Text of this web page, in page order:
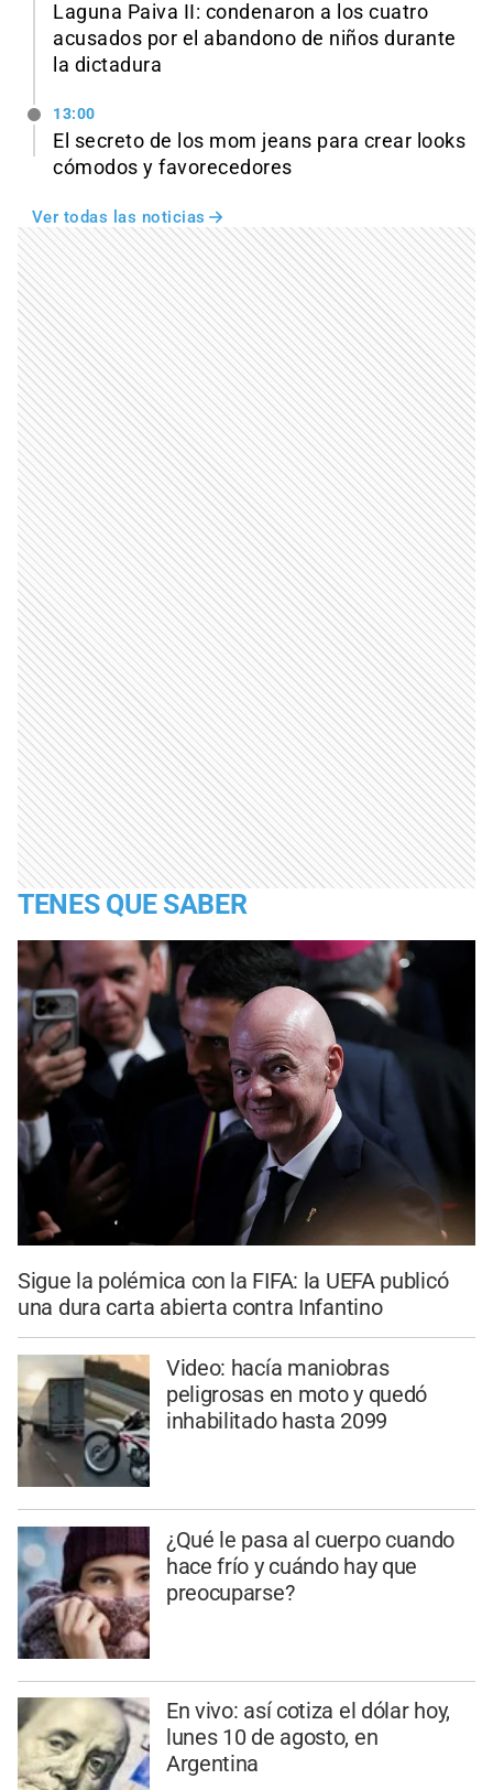
Laguna Paiva II: condenaron a los cuatro
acusados por el abandono de niños durante
la dictadura
13:00
El secreto de los mom jeans para crear looks
cómodos y favorecedores
Ver todas las noticias
TENES QUE SABER
Sigue la polémica con la FIFA: la UEFA publicó
una dura carta abierta contra Infantino
Video: hacía maniobras
peligrosas en moto y quedó
inhabilitado hasta 2099
¿Qué le pasa al cuerpo cuando
hace frío y cuándo hay que
preocuparse?
En vivo: así cotiza el dólar hoy,
lunes 10 de agosto, en
Argentina